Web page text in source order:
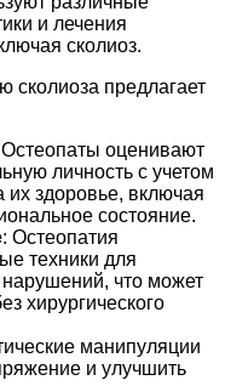
и лечения
сколиоз.
сколиоза предлагает
Остеопаты оценивают
личность с учетом
здоровье, включая
состояние.
: Остеопатия
техники для
что может
хирургического
манипуляции
и улучшить